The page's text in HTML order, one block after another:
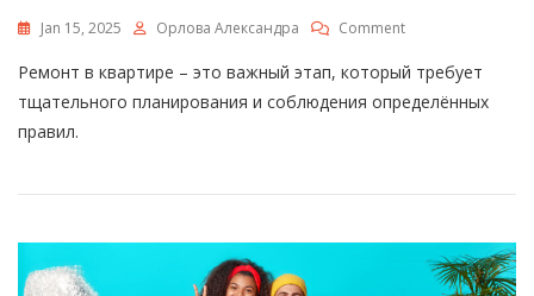
Jan 15, 2025 Орлова Александра CommentOn
Можно
Проводить
Ремонт
Основные
Правила
Ремонт в квартире – это важный этап, который требует
тщательного планирования и соблюдения определённых
правил.